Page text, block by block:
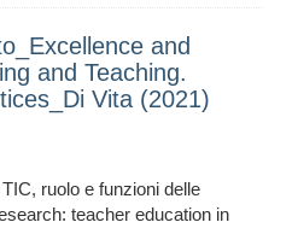
and
and Teaching.
Vita (2021)
TIC, ruolo e funzioni delle
teacher education in